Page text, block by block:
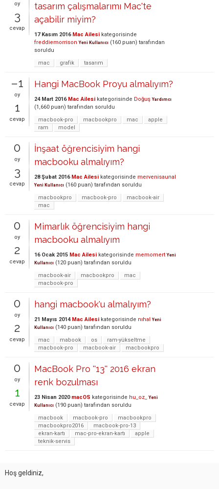
oy
3
cevap
tasarım çalışmalarımı Mac'te
açabilir miyim?
17 Kasım 2016 Mac Ailesi kategorisinde
freddiemorrison Yeni Kullanıcı (160 puan) tarafından
soruldu
mac
grafik tasarım
–1
oy
1
cevap
Hangi MacBook Proyu almalıyım?
24 Mart 2016 Mac Ailesi kategorisinde Doğuş Yardımcı
(1,660 puan) tarafından soruldu
macbook-pro
macbookpro mac
apple
ram
model
0
oy
3
cevap
İnşaat öğrencisiyim hangi
macbooku almalıyım?
28 Şubat 2016 Mac Ailesi kategorisinde mervenisaunal
Yeni Kullanıcı (160 puan) tarafından soruldu
macbookpro
macbook-pro
macbook-air
mac
0
oy
2
cevap
Mimarlık öğrencisiyim hangi
macbooku almalıyım
16 Ocak 2015 Mac Ailesi kategorisinde memomert Yeni
Kullanıcı (120 puan) tarafından soruldu
macbook-air
macbookpro
mac
macbook-pro
0
oy
2
cevap
hangi macbook'u almalıyım?
21 Mayıs 2014 Mac Ailesi kategorisinde nıhal Yeni
Kullanıcı (140 puan) tarafından soruldu
mac
mabook os
ram-yükseltme
macbook-pro
macbook-air macbookpro
0
oy
1
cevap
MacBook Pro ''13'' 2016 ekran
renk bozulması
23 Nisan 2020 macOS kategorisinde hu_oz_
Yeni
Kullanıcı (190 puan) tarafından soruldu
macbook
macbook-pro
macbookpro
macbookpro2016
macbook-pro-13
ekran-kartı
mac-pro-ekran-kartı
apple
teknik-servis
Hoş geldiniz,